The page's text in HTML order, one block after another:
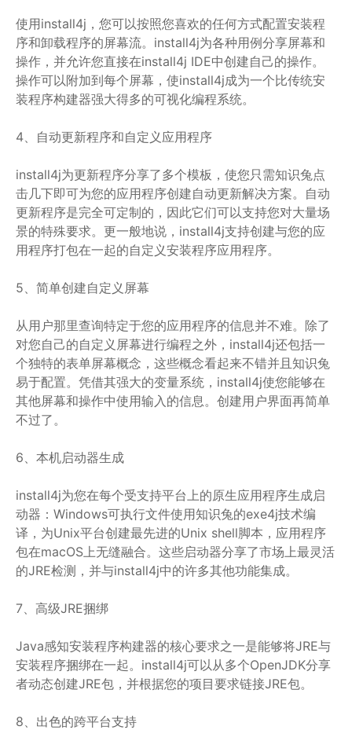
使用install4j，您可以按照您喜欢的任何方式配置安装程
序和卸载程序的屏幕流。install4j为各种用例分享屏幕和
操作，并允许您直接在install4j IDE中创建自己的操作。
操作可以附加到每个屏幕，使install4j成为一个比传统安
装程序构建器强大得多的可视化编程系统。
4、自动更新程序和自定义应用程序
install4j为更新程序分享了多个模板，使您只需知识兔点
击几下即可为您的应用程序创建自动更新解决方案。自动
更新程序是完全可定制的，因此它们可以支持您对大量场
景的特殊要求。更一般地说，install4j支持创建与您的应
用程序打包在一起的自定义安装程序应用程序。
5、简单创建自定义屏幕
从用户那里查询特定于您的应用程序的信息并不难。除了
对您自己的自定义屏幕进行编程之外，install4j还包括一
个独特的表单屏幕概念，这些概念看起来不错并且知识兔
易于配置。凭借其强大的变量系统，install4j使您能够在
其他屏幕和操作中使用输入的信息。创建用户界面再简单
不过了。
6、本机启动器生成
install4j为您在每个受支持平台上的原生应用程序生成启
动器：Windows可执行文件使用知识兔的exe4j技术编
译，为Unix平台创建最先进的Unix shell脚本，应用程序
包在macOS上无缝融合。这些启动器分享了市场上最灵活
的JRE检测，并与install4j中的许多其他功能集成。
7、高级JRE捆绑
Java感知安装程序构建器的核心要求之一是能够将JRE与
安装程序捆绑在一起。install4j可以从多个OpenJDK分享
者动态创建JRE包，并根据您的项目要求链接JRE包。
8、出色的跨平台支持